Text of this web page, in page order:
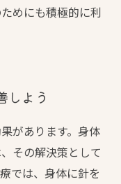
めにも積極的に利
しよう
があります。身体
その解決策として
では、身体に針を